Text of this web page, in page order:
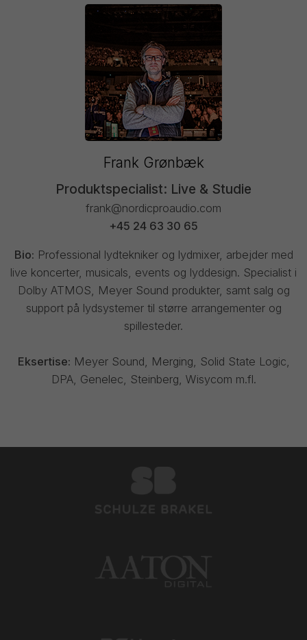
Frank Grønbæk
Produktspecialist: Live & Studie
frank@nordicproaudio.com
+45 24 63 30 65
Bio: Professional lydtekniker og lydmixer, arbejder med
live koncerter, musicals, events og lyddesign. Specialist i
Dolby ATMOS, Meyer Sound produkter, samt salg og
support på lydsystemer til større arrangementer og
spillesteder.
Eksertise: Meyer Sound, Merging, Solid State Logic,
DPA, Genelec, Steinberg, Wisycom m.fl.